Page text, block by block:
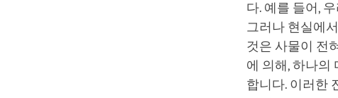
다. 예를 들어,
그러나 현실에
것은 사물이 전
에 의해, 하나의
합니다. 이러한